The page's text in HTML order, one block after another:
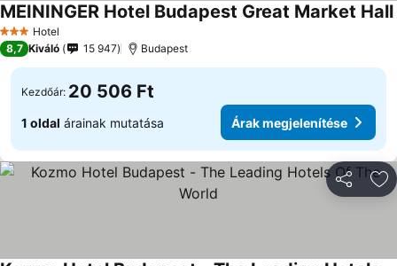
3 Kategória
Hotel
MEININGER Hotel Budapest Great Market Hall
8,7 Kiváló 15 947 Budapest
Kezdőár: 20 506 Ft
1 oldal árainak mutatása Árak megjelenítése